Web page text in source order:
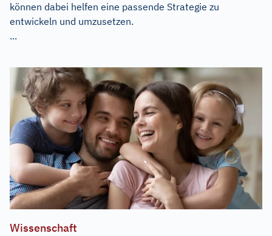
können dabei helfen eine passende Strategie zu
entwickeln und umzusetzen.
...
Wissenschaft